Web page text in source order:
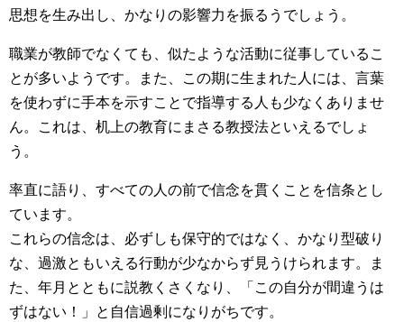
思想を生み出し、かなりの影響力を振るうでしょう。
職業が教師でなくても、似たような活動に従事しているこ
とが多いようです。また、この期に生まれた人には、言葉
を使わずに手本を示すことで指導する人も少なくありませ
ん。これは、机上の教育にまさる教授法といえるでしょ
う。
率直に語り、すべての人の前で信念を貫くことを信条とし
ています。
これらの信念は、必ずしも保守的ではなく、かなり型破り
な、過激ともいえる行動が少なからず見うけられます。ま
た、年月とともに説教くさくなり、「この自分が間違うは
ずはない！」と自信過剰になりがちです。